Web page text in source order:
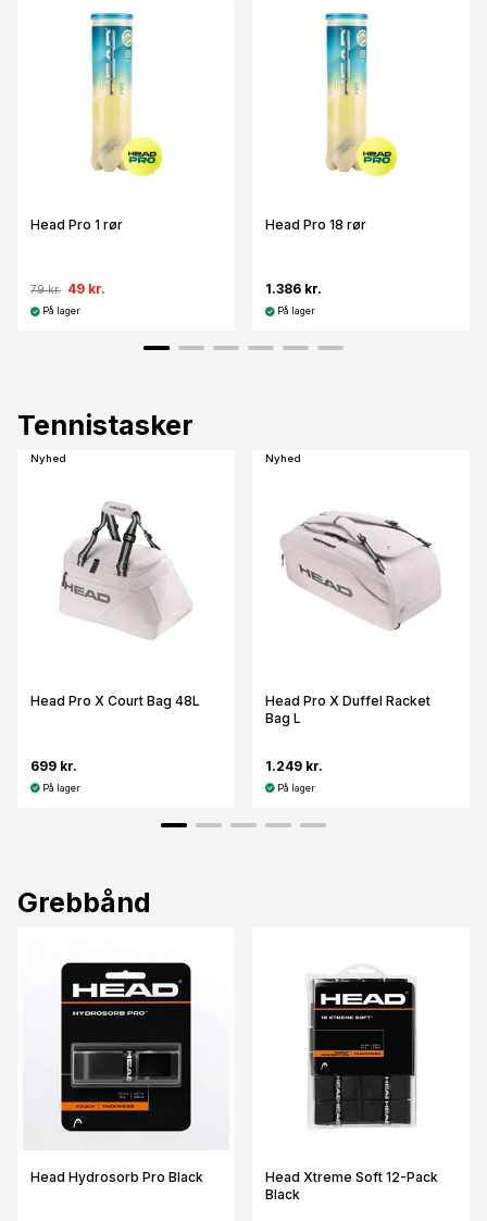
Head Pro 1 rør
79 kr. 49 kr.
På lager
Head Pro 18 rør
1.386 kr.
På lager
Tennistasker
Nyhed
Head Pro X Court Bag 48L
699 kr.
På lager
Nyhed
Head Pro X Duffel Racket
Bag L
1.249 kr.
På lager
Grebbånd
Head Hydrosorb Pro Black
Head Xtreme Soft 12-Pack
Black